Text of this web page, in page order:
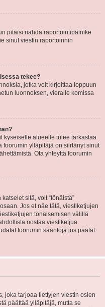
pitäisi nähdä raportointipainike
sinut viestin raportoinnin
tekee?
jotka voit kirjoittaa loppuun
luonnoksen, vieraile komissa
kyseiselle alueelle tulee tarkastaa
foorumin ylläpitäjä on siirtänyt sinut
Ota yhteyttä foorumin
sitä, voit “tönäistä”
Jos et näe tätä, viestiketjujen
tönäisemisen välillä
nostaa viestiketjua
foorumin sääntöjä jos päätät
joka tarjoaa tiettyjen viestin osien
päättää ylläpitäjä, mutta se